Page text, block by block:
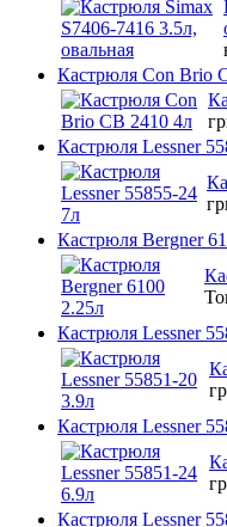
Кастрюля Con Brio
Кастрюля Lessner
Кастрюля Bergner
Кастрюля Lessner
Кастрюля Lessner
Кастрюля Lessner